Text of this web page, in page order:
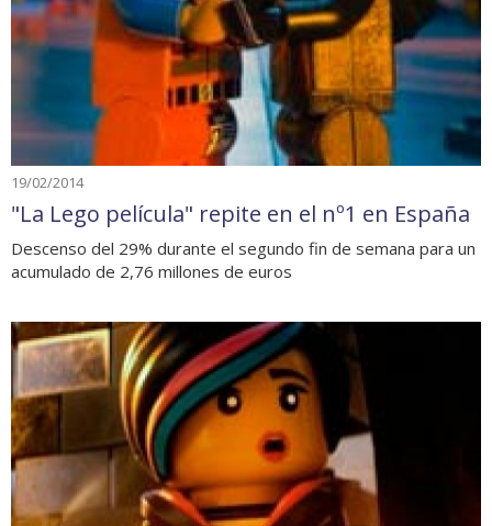
19/02/2014
"La Lego película" repite en el nº1 en España
Descenso del 29% durante el segundo fin de semana para un
acumulado de 2,76 millones de euros